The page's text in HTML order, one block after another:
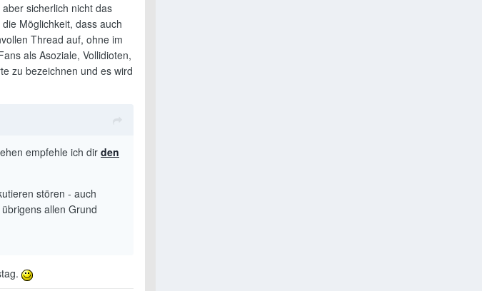
sicherlich nicht das
Möglichkeit, dass auch
Thread auf, ohne im
als Asoziale, Vollidioten,
zu bezeichnen und es wird
empfehle ich dir den
stören - auch
allen Grund